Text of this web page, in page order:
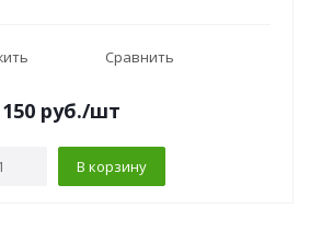
Сравнить
150руб./шт
В корзину